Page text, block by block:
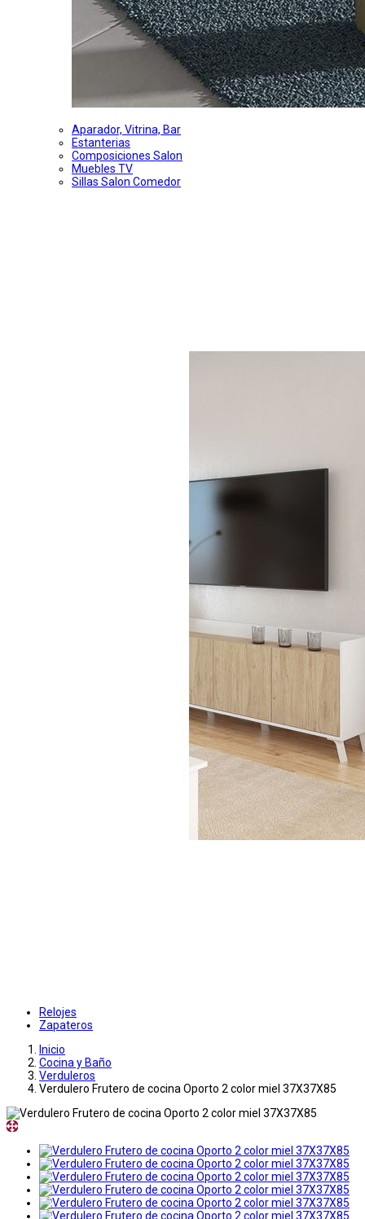
Aparador, Vitrina, Bar
Estanterias
Composiciones Salon
Muebles TV
Sillas Salon Comedor
Relojes
Zapateros
Inicio
Cocina y Baño
Verduleros
Verdulero Frutero de cocina Oporto 2 color miel 37X37X85